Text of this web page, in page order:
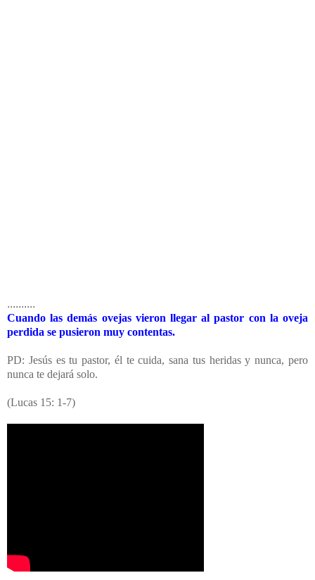
..........
Cuando las demás ovejas vieron llegar al pastor con la oveja
perdida se pusieron muy contentas.
PD: Jesús es tu pastor, él te cuida, sana tus heridas y nunca, pero
nunca te dejará solo.
(Lucas 15: 1-7)